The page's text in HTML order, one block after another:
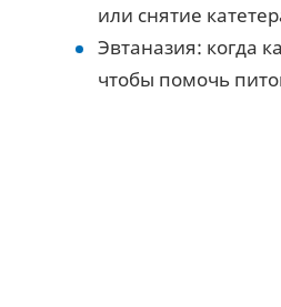
или снятие
Эвтаназия: когда
чтобы помочь